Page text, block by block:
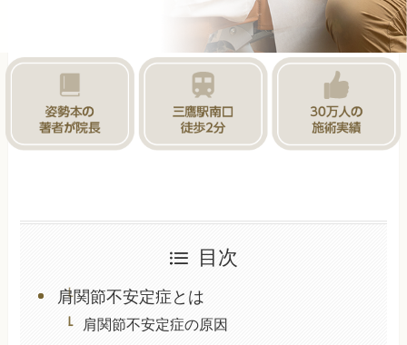
目次
肩関節不安定症とは
肩関節不安定症の原因